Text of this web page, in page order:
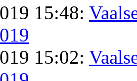
15:48:
15:02: